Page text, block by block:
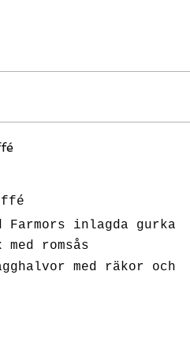
Farmors inlagda gurka
romsås
med räkor och